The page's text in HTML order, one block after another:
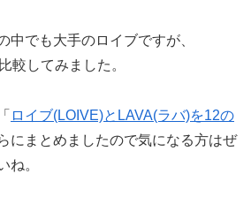
中でも大手のロイブですが、
較してみました。
ロイブ(LOIVE)とLAVA(ラバ)を12の
にまとめましたので気になる方はぜ
ね。